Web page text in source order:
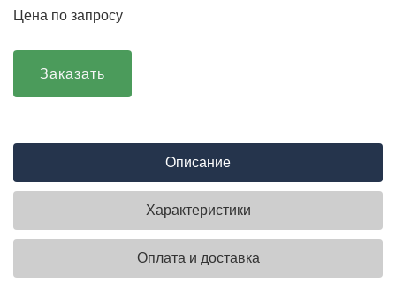
Цена по запросу
Заказать
Описание
Характеристики
Оплата и доставка